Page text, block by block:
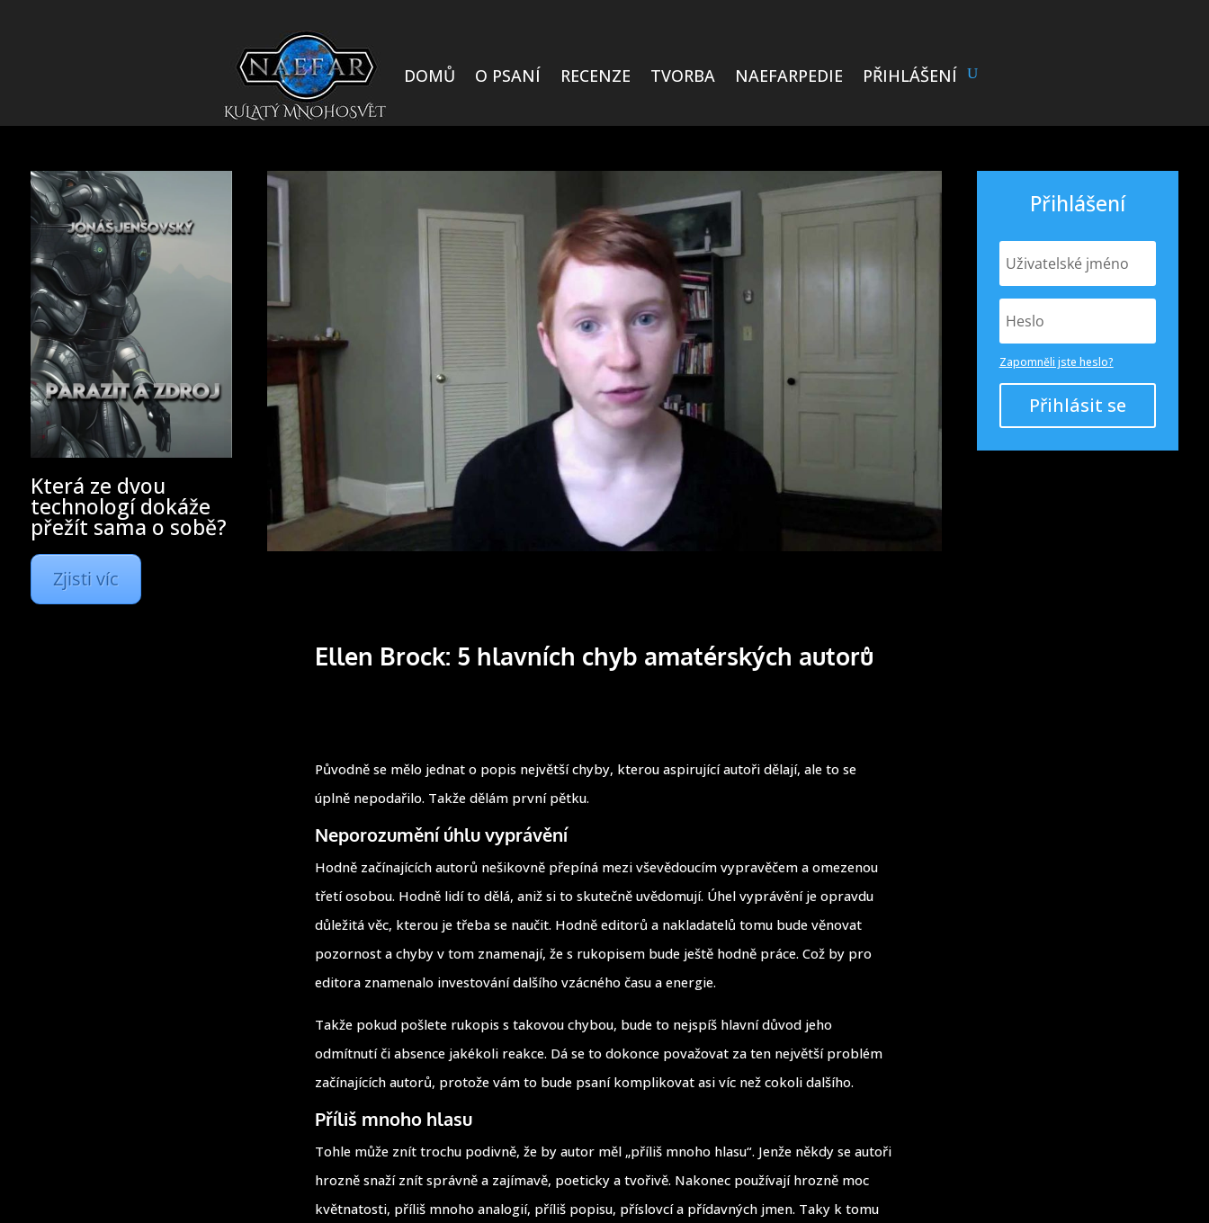
DOMŮ O PSANÍ RECENZE TVORBA NAEFARPEDIE PŘIHLÁŠENÍ
Která ze dvou
technologí dokáže
přežít sama o sobě?
Zjisti víc
Ellen Brock: 5 hlavních chyb amatérských autorů
Původně se mělo jednat o popis největší chyby, kterou aspirující autoři dělají, ale to se
úplně nepodařilo. Takže dělám první pětku.
Neporozumění úhlu vyprávění
Hodně začínajících autorů nešikovně přepíná mezi vševědoucím vypravěčem a omezenou
třetí osobou. Hodně lidí to dělá, aniž si to skutečně uvědomují. Úhel vyprávění je opravdu
důležitá věc, kterou je třeba se naučit. Hodně editorů a nakladatelů tomu bude věnovat
pozornost a chyby v tom znamenají, že s rukopisem bude ještě hodně práce. Což by pro
editora znamenalo investování dalšího vzácného času a energie.
Takže pokud pošlete rukopis s takovou chybou, bude to nejspíš hlavní důvod jeho
odmítnutí či absence jakékoli reakce. Dá se to dokonce považovat za ten největší problém
začínajících autorů, protože vám to bude psaní komplikovat asi víc než cokoli dalšího.
Příliš mnoho hlasu
Tohle může znít trochu podivně, že by autor měl „příliš mnoho hlasu“. Jenže někdy se autoři
hrozně snaží znít správně a zajímavě, poeticky a tvořivě. Nakonec používají hrozně moc
květnatosti, příliš mnoho analogií, příliš popisu, příslovcí a přídavných jmen. Taky k tomu
Přihlášení
Zapomněli jste heslo?
Přihlásit se